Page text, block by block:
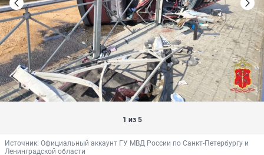
1 из 5
Источник: Официальный аккаунт ГУ МВД России по Санкт-Петербургу и
Ленинградской области